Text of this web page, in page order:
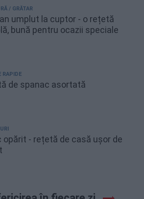
/ GRĂTAR
umplut la cuptor - o rețetă
bună pentru ocazii speciale
RAPIDE
de spanac asortată
opărit - rețetă de casă ușor de